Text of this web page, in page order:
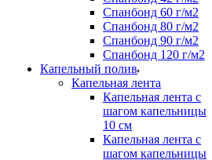
Спанбонд 60 г/м2
Спанбонд 80 г/м2
Спанбонд 90 г/м2
Спанбонд 120 г/м2
Капельный полив
Капельная лента
Капельная лента с
шагом капельницы
10 см
Капельная лента с
шагом капельницы